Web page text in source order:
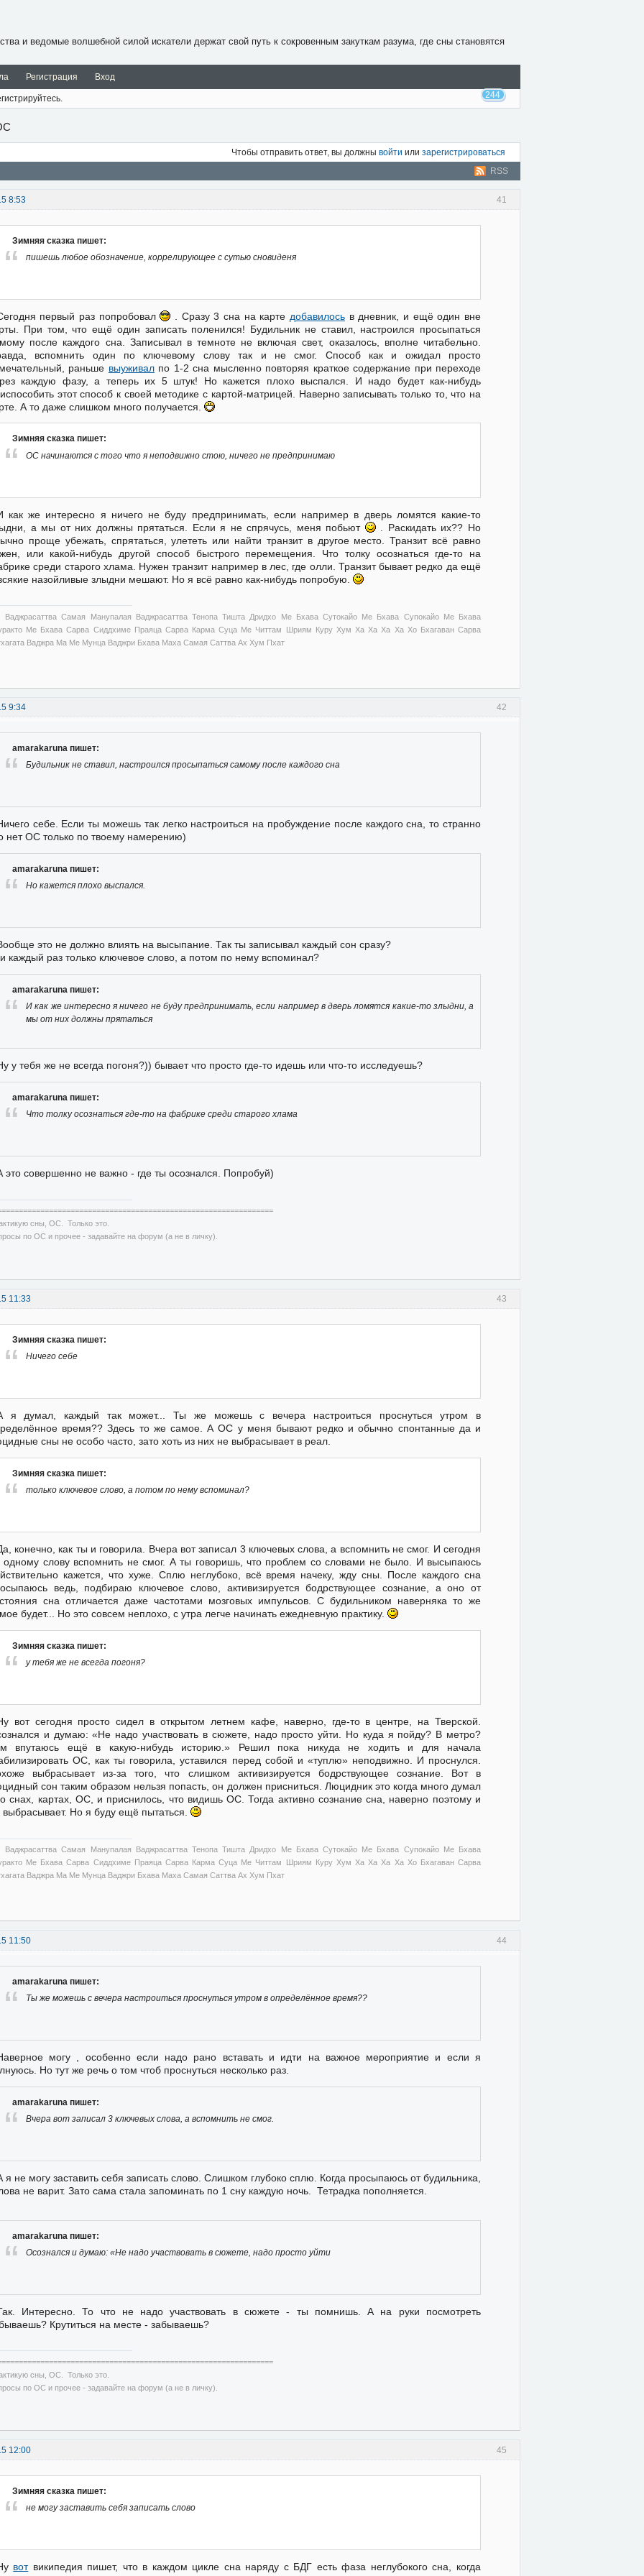
и ведомые волшебной силой искатели держат свой путь к сокровенным закуткам разума, где сны становятся
Регистрация Вход
244
Чтобы отправить ответ, вы должны войти или зарегистрироваться
RSS
41
8:53
Зимняя сказка пишет:
пишешь любое обозначение, коррелирующее с сутью сновиденя
первый раз попробовал . Сразу 3 сна на карте добавилось в дневник, и ещё один вне
При том, что ещё один записать поленился! Будильник не ставил, настроился просыпаться
после каждого сна. Записывал в темноте не включая свет, оказалось, вполне читабельно.
вспомнить один по ключевому слову так и не смог. Способ как и ожидал просто
раньше выуживалпо 1-2 сна мысленно повторяя краткое содержание при переходе
каждую фазу, а теперь их 5 штук! Но кажется плохо выспался. И надо будет как-нибудь
этот способ к своей методике с картой-матрицей. Наверно записывать только то, что на
А то даже слишком много получается.
Зимняя сказка пишет:
ОС начинаются с того что я неподвижно стою, ничего не предпринимаю
как же интересно я ничего не буду предпринимать, если например в дверь ломятся какие-то
а мы от них должны прятаться. Если я не спрячусь, меня побьют
. Раскидать их?? Но
проще убежать, спрятаться, улететь или найти транзит в другое место. Транзит всё равно
или какой-нибудь другой способ быстрого перемещения. Что толку осознаться где-то на
среди старого хлама. Нужен транзит например в лес, где олли. Транзит бывает редко да ещё
назойливые злыдни мешают. Но я всё равно как-нибудь попробую.
Самая Манупалая Ваджрасаттва Тенопа Тишта Дридхо Ме Бхава Сутокайо Ме Бхава Супокайо Ме Бхава
Ме Бхава Сарва Сиддхиме Праяца Сарва Карма Суца Ме Читтам Шриям Куру Хум Ха Ха Ха Ха Хо Бхагаван Сарва
Ваджра Ма Ме Мунца Ваджри Бхава Маха Самая Саттва Ах Хум Пхат
42
9:34
amarakaruna пишет:
Будильник не ставил, настроился просыпаться самому после каждого сна
себе. Если ты можешь так легко настроиться на пробуждение после каждого сна, то странно
нет ОС только по твоему намерению)
amarakaruna пишет:
Но кажется плохо выспался.
это не должно влиять на высыпание. Так ты записывал каждый сон сразу?
каждый раз только ключевое слово, а потом по нему вспоминал?
amarakaruna пишет:
И как же интересно я ничего не буду предпринимать, если например в дверь ломятся какие-то злыдни, а
мы от них должны прятаться
у тебя же не всегда погоня?)) бывает что просто где-то идешь или что-то исследуешь?
amarakaruna пишет:
Что толку осознаться где-то на фабрике среди старого хлама
это совершенно не важно - где ты осознался. Попробуй)
сны, ОС. Только это.
по ОС и прочее - задавайте на форум (а не в личку).
43
11:33
Зимняя сказка пишет:
Ничего себе
я думал, каждый так может... Ты же можешь с вечера настроиться проснуться утром в
время?? Здесь то же самое. А ОС у меня бывают редко и обычно спонтанные да и
сны не особо часто, зато хоть из них не выбрасывает в реал.
Зимняя сказка пишет:
только ключевое слово, а потом по нему вспоминал?
конечно, как ты и говорила. Вчера вот записал 3 ключевых слова, а вспомнить не смог. И сегодня
одному слову вспомнить не смог. А ты говоришь, что проблем со словами не было. И высыпаюсь
кажется, что хуже. Сплю неглубоко, всё время начеку, жду сны. После каждого сна
ведь, подбираю ключевое слово, активизируется бодрствующее сознание, а оно от
сна отличается даже частотами мозговых импульсов. С будильником наверняка то же
будет... Но это совсем неплохо, с утра легче начинать ежедневную практику.
Зимняя сказка пишет:
у тебя же не всегда погоня?
вот сегодня просто сидел в открытом летнем кафе, наверно, где-то в центре, на Тверской.
и думаю: «Не надо участвовать в сюжете, надо просто уйти. Но куда я пойду? В метро?
впутаюсь ещё в какую-нибудь историю.» Решил пока никуда не ходить и для начала
ОС, как ты говорила, уставился перед собой и «туплю» неподвижно. И проснулся.
выбрасывает из-за того, что слишком активизируется бодрствующее сознание. Вот в
сон таким образом нельзя попасть, он должен присниться. Люцидник это когда много думал
снах, картах, ОС, и приснилось, что видишь ОС. Тогда активно сознание сна, наверно поэтому и
выбрасывает. Но я буду ещё пытаться.
Самая Манупалая Ваджрасаттва Тенопа Тишта Дридхо Ме Бхава Сутокайо Ме Бхава Супокайо Ме Бхава
Ме Бхава Сарва Сиддхиме Праяца Сарва Карма Суца Ме Читтам Шриям Куру Хум Ха Ха Ха Ха Хо Бхагаван Сарва
Ваджра Ма Ме Мунца Ваджри Бхава Маха Самая Саттва Ах Хум Пхат
44
11:50
amarakaruna пишет:
Ты же можешь с вечера настроиться проснуться утром в определённое время??
могу , особенно если надо рано вставать и идти на важное мероприятие и если я
Но тут же речь о том чтоб проснуться несколько раз.
amarakaruna пишет:
Вчера вот записал 3 ключевых слова, а вспомнить не смог.
я не могу заставить себя записать слово. Слишком глубоко сплю. Когда просыпаюсь от будильника,
не варит. Зато сама стала запоминать по 1 сну каждую ночь. Тетрадка пополняется.
amarakaruna пишет:
Осознался и думаю: «Не надо участвовать в сюжете, надо просто уйти
Интересно. То что не надо участвовать в сюжете - ты помнишь. А на руки посмотреть
Крутиться на месте - забываешь?
сны, ОС. Только это.
по ОС и прочее - задавайте на форум (а не в личку).
45
12:00
Зимняя сказка пишет:
не могу заставить себя записать слово
вотвикипедия пишет, что в каждом цикле сна наряду с БДГ есть фаза неглубокого сна, когда